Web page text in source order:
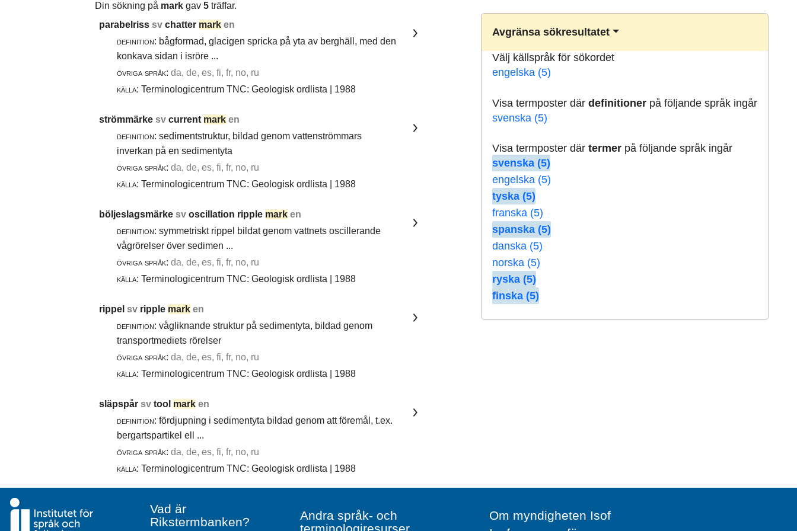
Din sökning på mark gav 5 träffar.
Avgränsa sökresultatet
Välj källspråk för sökordet
engelska (5)
Visa termposter därdefinitioner på följande språk ingår
svenska (5)
Visa termposter därtermer på följande språk ingår
svenska (5)
engelska (5)
tyska (5)
franska (5)
spanska (5)
danska (5)
norska (5)
ryska (5)
finska (5)
parabelriss sv chatter mark en
definition: bågformad, glacigen spricka på yta av berghäll, med den
konkava sidan i isröre ...
övriga språk: da, de, es, fi, fr, no, ru
källa: Terminologicentrum TNC: Geologisk ordlista | 1988
strömmärke sv current mark en
definition: sedimentstruktur, bildad genom vattenströmmars
inverkan på en sedimentyta
övriga språk: da, de, es, fi, fr, no, ru
källa: Terminologicentrum TNC: Geologisk ordlista | 1988
böljeslagsmärke sv oscillation ripple mark en
definition: symmetriskt rippel bildat genom vattnets oscillerande
vågrörelser över sedimen ...
övriga språk: da, de, es, fi, fr, no, ru
källa: Terminologicentrum TNC: Geologisk ordlista | 1988
rippel sv ripple mark en
definition: vågliknande struktur på sedimentyta, bildad genom
transportmediets rörelser
övriga språk: da, de, es, fi, fr, no, ru
källa: Terminologicentrum TNC: Geologisk ordlista | 1988
släpspår sv tool mark en
definition: fördjupning i sedimentyta bildad genom att föremål, t.ex.
bergartspartikel ell ...
övriga språk: da, de, es, fi, fr, no, ru
källa: Terminologicentrum TNC: Geologisk ordlista | 1988
Vad är
Rikstermbanken?
Andra språk- och
Om myndigheten Isof